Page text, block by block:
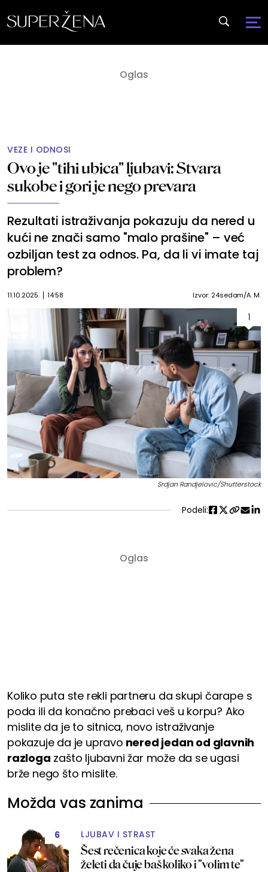
VEZE I ODNOSI
Ovo je "tihi ubica" ljubavi: Stvara
sukobe i gori je nego prevara
Rezultati istraživanja pokazuju da nered u
kući ne znači samo "malo prašine" – već
ozbiljan test za odnos. Pa, da li vi imate taj
problem?
11.10.2025. 14:58 Izvor: 24sedam/A. M.
1
Srdjan Randjelovic/Shutterstock
Podeli:
Koliko puta ste rekli partneru da skupi čarape s
poda ili da konačno prebaci veš u korpu? Ako
mislite da je to sitnica, novo istraživanje
pokazuje da je upravo nered jedan od glavnih
razloga zašto ljubavni žar može da se ugasi
brže nego što mislite.
Možda vas zanima
6 LJUBAV I STRAST
Šest rečenica koje će svaka žena
želeti da čuje baš koliko i "volim te"